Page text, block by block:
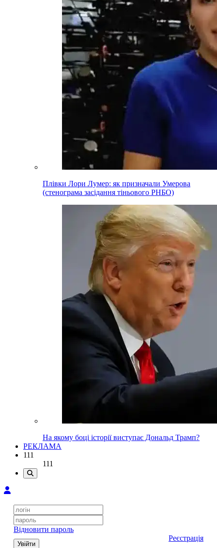
Плівки Лори Лумер: як призначали Умерова
(стенограма засідання тіньового РНБО)
На якому боці історії виступає Дональд Трамп?
РЕКЛАМА
111
111
Відновити пароль
Увійти
Реєстрація